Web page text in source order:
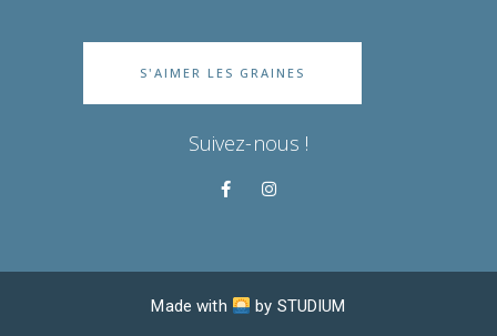
S'AIMER LES GRAINES
Suivez-nous !
Made with by STUDIUM